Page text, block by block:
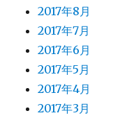
2017年8月
2017年7月
2017年6月
2017年5月
2017年4月
2017年3月